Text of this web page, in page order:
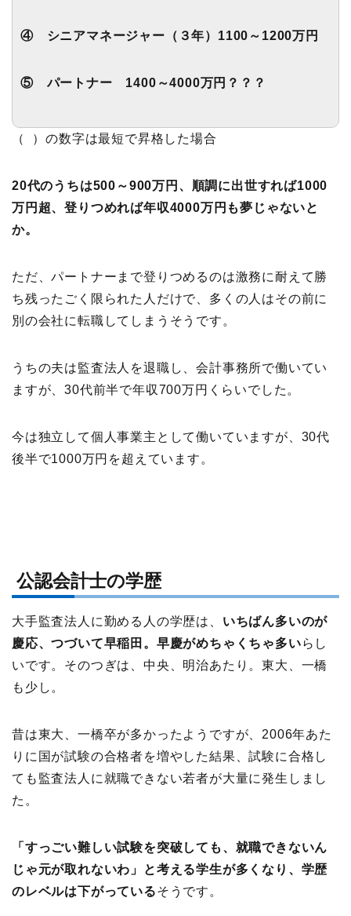
④ シニアマネージャー（３年）1100～1200万円
⑤ パートナー 1400～4000万円？？？
（ ）の数字は最短で昇格した場合
20代のうちは500～900万円、順調に出世すれば1000
万円超、登りつめれば年収4000万円も夢じゃないと
か。
ただ、パートナーまで登りつめるのは激務に耐えて勝
ち残ったごく限られた人だけで、多くの人はその前に
別の会社に転職してしまうそうです。
うちの夫は監査法人を退職し、会計事務所で働いてい
ますが、30代前半で年収700万円くらいでした。
今は独立して個人事業主として働いていますが、30代
後半で1000万円を超えています。
公認会計士の学歴
大手監査法人に勤める人の学歴は、 いちばん多いのが
慶応、つづいて早稲田。早慶がめちゃくちゃ多いらし
いです。そのつぎは、中央、明治あたり。東大、一橋
も少し。
昔は東大、一橋卒が多かったようですが、2006年あた
りに国が試験の合格者を増やした結果、試験に合格し
ても監査法人に就職できない若者が大量に発生しまし
た。
「すっごい難しい試験を突破しても、就職できないん
じゃ元が取れないわ」と考える学生が多くなり、学歴
のレベルは下がっているそうです。